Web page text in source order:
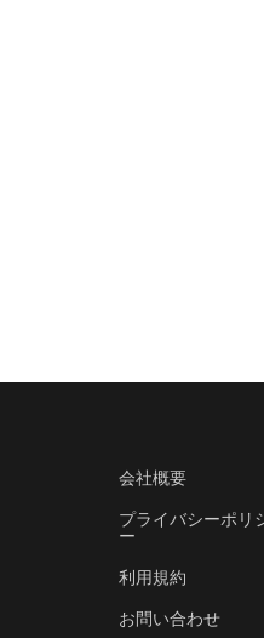
会社概要
プライバシーポリ
ー
利用規約
お問い合わせ